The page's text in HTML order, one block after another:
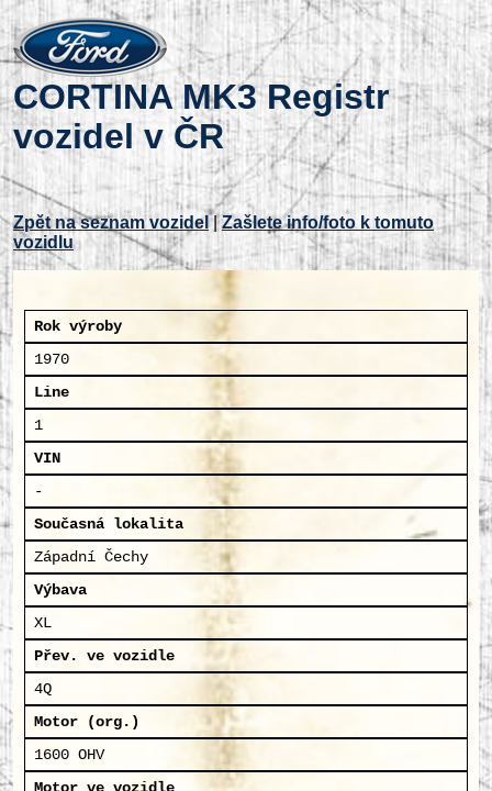
CORTINA MK3 Registr
vozidel v ČR
Zpět na seznam vozidel |Zašlete info/foto k tomuto
vozidlu
Rok výroby
1970
Line
1
VIN
-
Současná lokalita
Západní Čechy
Výbava
XL
Přev. ve vozidle
4Q
Motor (org.)
1600 OHV